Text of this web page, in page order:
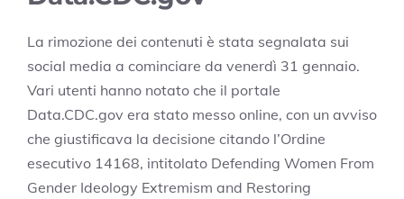
La rimozione dei contenuti è stata segnalata sui
social media a cominciare da venerdì 31 gennaio.
Vari utenti hanno notato che il portale
Data.CDC.gov era stato messo online, con un avviso
che giustificava la decisione citando l’Ordine
esecutivo 14168, intitolato Defending Women From
Gender Ideology Extremism and Restoring